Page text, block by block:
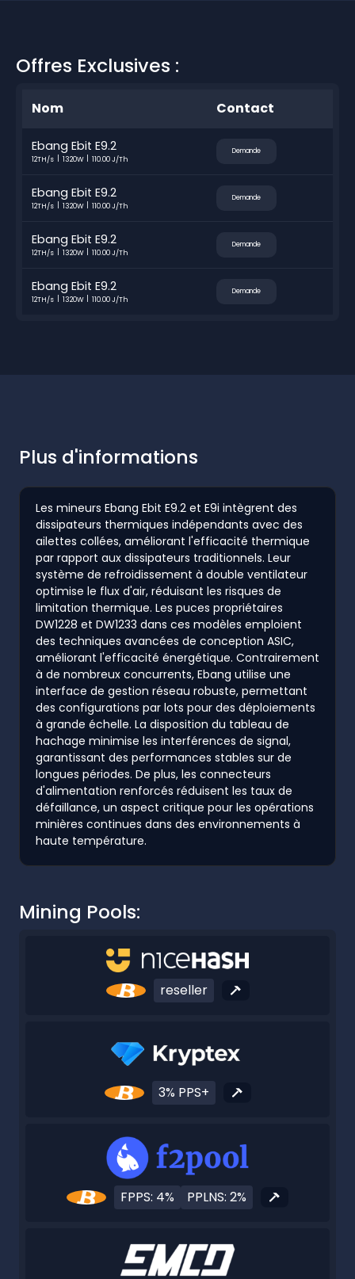
Offres Exclusives :
Nom Contact
Ebang Ebit E9.2
12TH/s 1320W 110.00 J/Th
Demande
Ebang Ebit E9.2
12TH/s 1320W 110.00 J/Th
Demande
Ebang Ebit E9.2
12TH/s 1320W 110.00 J/Th
Demande
Ebang Ebit E9.2
12TH/s 1320W 110.00 J/Th
Demande
Plus d'informations
Les mineurs Ebang Ebit E9.2 et E9i intègrent des
dissipateurs thermiques indépendants avec des
ailettes collées, améliorant l'efficacité thermique
par rapport aux dissipateurs traditionnels. Leur
système de refroidissement à double ventilateur
optimise le flux d'air, réduisant les risques de
limitation thermique. Les puces propriétaires
DW1228 et DW1233 dans ces modèles emploient
des techniques avancées de conception ASIC,
améliorant l'efficacité énergétique. Contrairement
à de nombreux concurrents, Ebang utilise une
interface de gestion réseau robuste, permettant
des configurations par lots pour des déploiements
à grande échelle. La disposition du tableau de
hachage minimise les interférences de signal,
garantissant des performances stables sur de
longues périodes. De plus, les connecteurs
d'alimentation renforcés réduisent les taux de
défaillance, un aspect critique pour les opérations
minières continues dans des environnements à
haute température.
Mining Pools:
reseller
3% PPS+
FPPS: 4% PPLNS: 2%